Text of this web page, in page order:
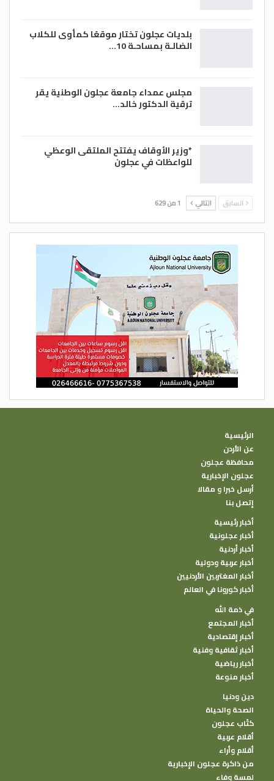
بلديات عجلون تختار موقعًا كمأوى للكلاب
الضالـة بمساحـة 10…
مجلس عمداء جامعة عجلون الوطنية يقر
ترقية الدكتور خالد…
*وزير الأوقاف يفتتح الملتقى الوعظي
للواعظات في عجلون
السابق التالي 1 من 629
الرئيسية
عن الأردن
محافظة عجلون
عجلون الإخبارية
أرسل خبرا و مقالا
إتصل بنا
أخبار رئيسية
أخبار عجلونية
أخبار أردنية
أخبار عربية ودولية
أخبار المغتربين الأردنيين
أخبار كورونا في العالم
في ذمة الله
أخبار المجتمع
أخبار إقتصادية
أخبار ثقافية وفنية
أخبار رياضية
أخبار منوعة
دين ودنيا
الصحة والحياة
كتًاب عجلون
أقلام عربية
أقلام وأراء
من ذاكرة عجلون الإخبارية
لمسة وفاء